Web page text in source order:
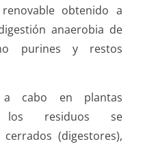
obtenido a
anaerobia de
purines y restos
cabo en plantas
los residuos se
(digestores),